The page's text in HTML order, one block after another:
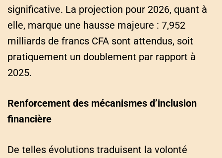
significative. La projection pour 2026, quant à
elle, marque une hausse majeure : 7,952
milliards de francs CFA sont attendus, soit
pratiquement un doublement par rapport à
2025.
Renforcement des mécanismes d’inclusion
financière
De telles évolutions traduisent la volonté